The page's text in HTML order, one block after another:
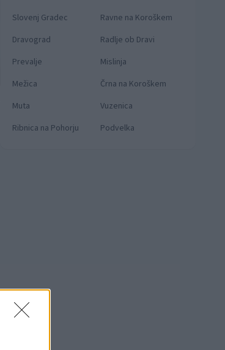
Slovenj Gradec
Ravne na Koroškem
Dravograd
Radlje ob Dravi
Prevalje
Mislinja
Mežica
Črna na Koroškem
Muta
Vuzenica
Ribnica na Pohorju
Podvelka